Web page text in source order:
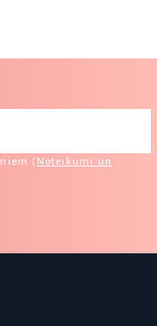
(Noteikumi un